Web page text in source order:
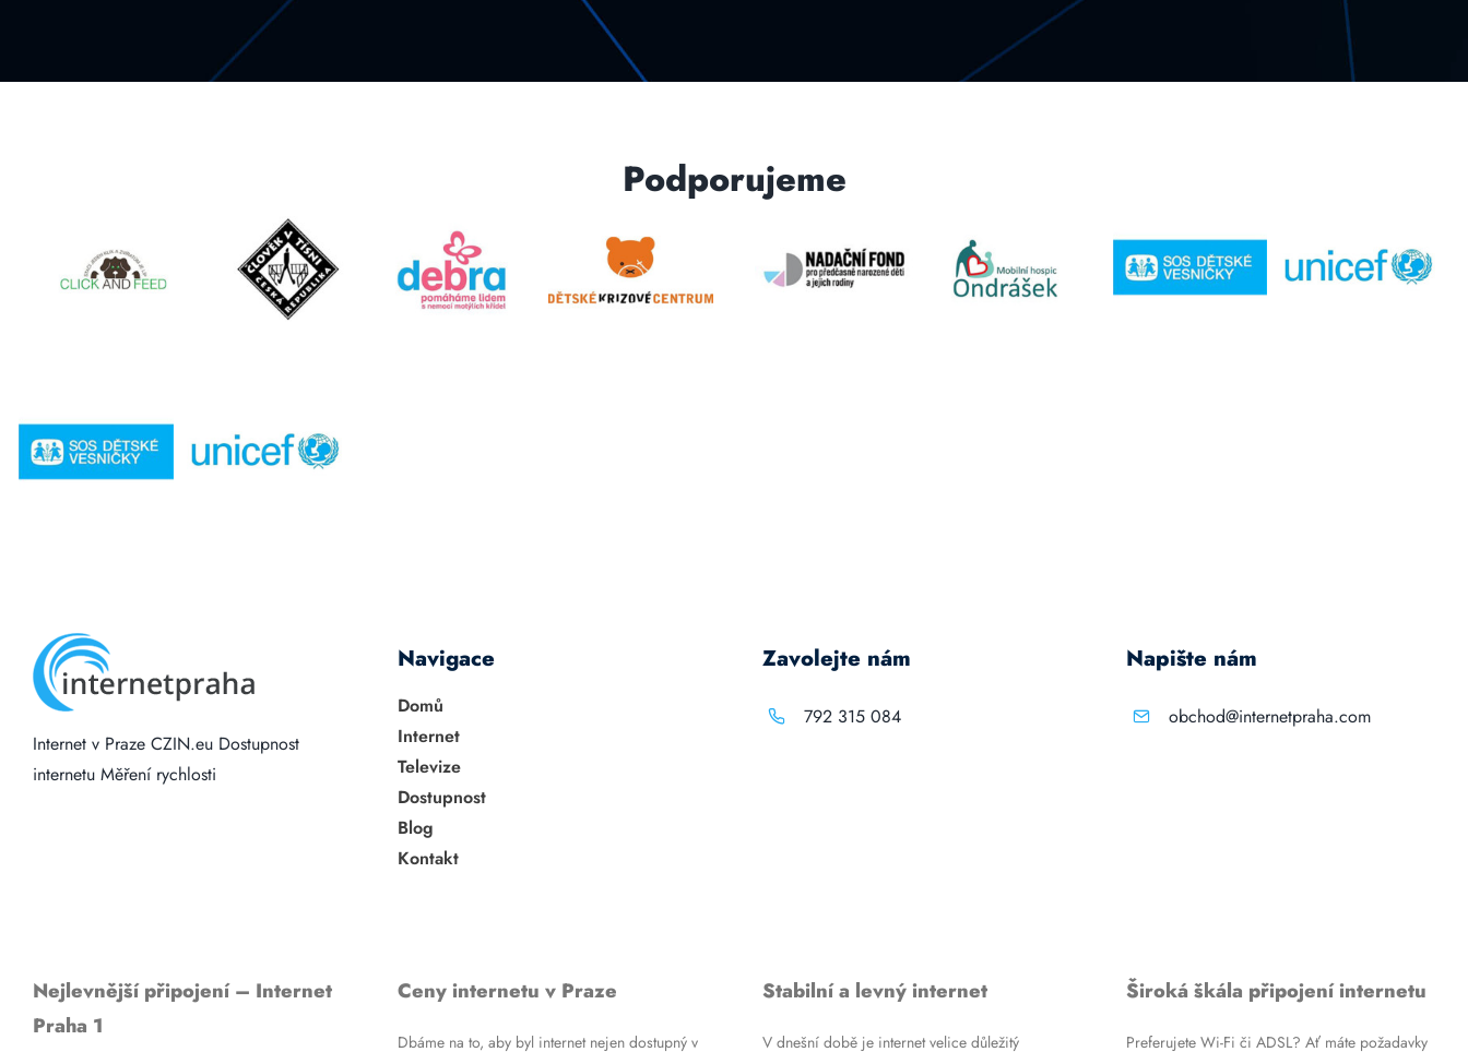
Podporujeme
Internet v Praze CZIN.eu Dostupnost
internetu Měření rychlosti
Navigace
Domů
Internet
Televize
Dostupnost
Blog
Kontakt
Zavolejte nám
792 315 084
Napište nám
obchod@internetpraha.com
Nejlevnější připojení – Internet
Praha 1
Ceny internetu v Praze
Dbáme na to, aby byl internet nejen dostupný v
Stabilní a levný internet
V dnešní době je internet velice důležitý
Široká škála připojení internetu
Preferujete Wi-Fi či ADSL? Ať máte požadavky